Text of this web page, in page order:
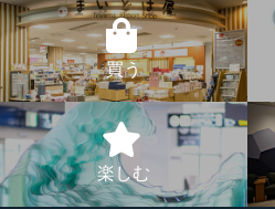
買う
楽しむ